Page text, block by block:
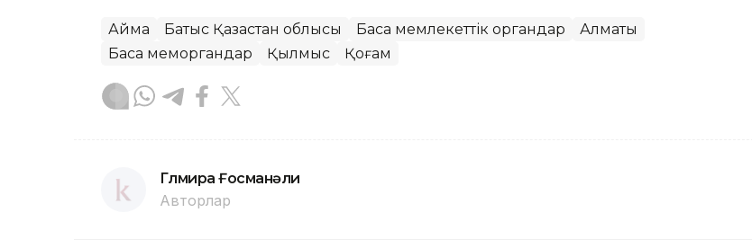
Аймақ Батыс Қазақстан облысы Басқа мемлекеттік органдар
Алматы
Басқа меморгандар
Қылмыс Қоғам
Гүлмира Ғосманәли
Авторлар